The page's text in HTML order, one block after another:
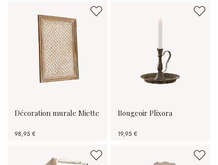
Décoration murale Miette
98,95 €
Bougeoir Plixora
19,95 €